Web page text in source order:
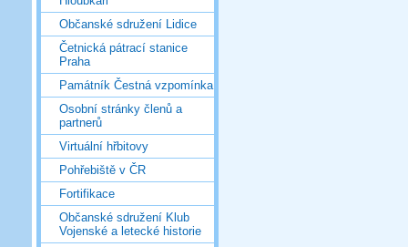
Občanské sdružení Lidice
Četnická pátrací stanice
Praha
Památník Čestná vzpomínka
Osobní stránky členů a
partnerů
Virtuální hřbitovy
Pohřebiště v ČR
Fortifikace
Občanské sdružení Klub
Vojenské a letecké historie